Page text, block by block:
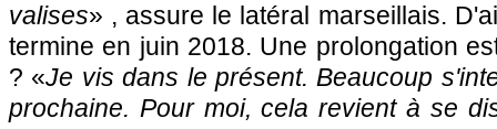
valises» , assure le latéral marseillais.
termine en juin 2018. Une prolongation
? «Je vis dans le présent. Beaucoup
prochaine. Pour moi, cela revient à se